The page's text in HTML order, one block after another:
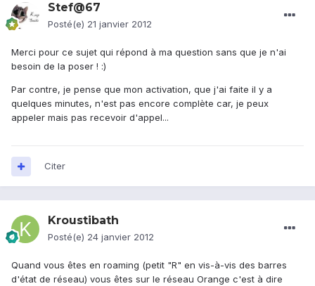
Stef@67
Posté(e) 21 janvier 2012
Merci pour ce sujet qui répond à ma question sans que je n'ai
besoin de la poser ! :)
Par contre, je pense que mon activation, que j'ai faite il y a
quelques minutes, n'est pas encore complète car, je peux
appeler mais pas recevoir d'appel...
Citer
Kroustibath
Posté(e) 24 janvier 2012
Quand vous êtes en roaming (petit "R" en vis-à-vis des barres
d'état de réseau) vous êtes sur le réseau Orange c'est à dire